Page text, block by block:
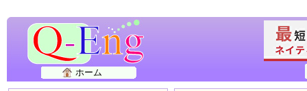
ホーム